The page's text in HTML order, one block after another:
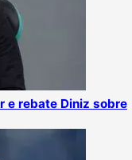
e rebate Diniz sobre